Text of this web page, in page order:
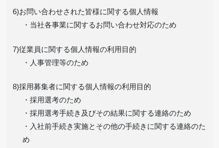
6)お問い合わせされた皆様に関する個人情報
・当社各事業に関するお問い合わせ対応のため
7)従業員に関する個人情報の利用目的
・人事管理等のため
8)採用募集者に関する個人情報の利用目的
・採用選考のため
・採用選考手続き及びその結果に関する連絡のため
・入社前手続き実施とその他の手続きに関する連絡のた
め